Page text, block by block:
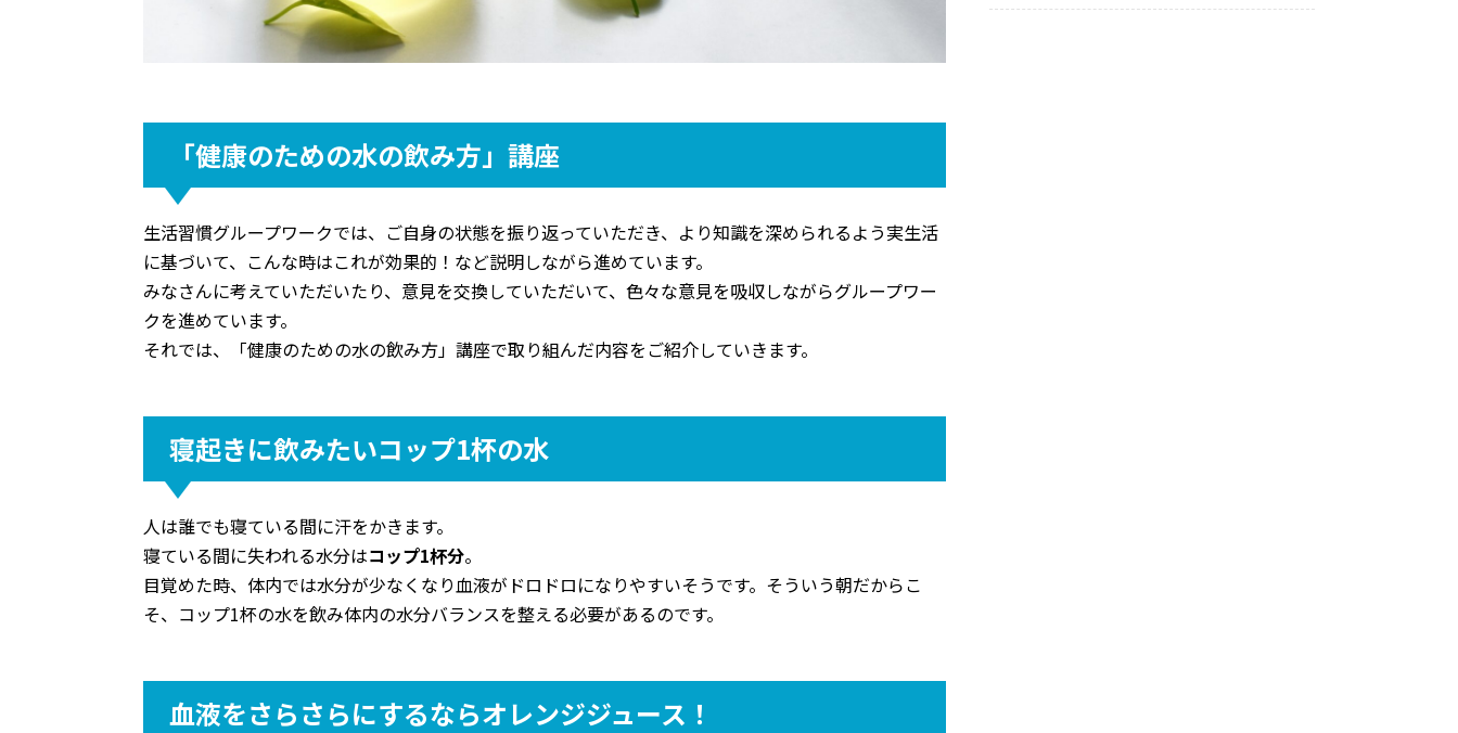
「健康のための水の飲み方」講座
生活習慣グループワークでは、ご自身の状態を振り返っていただき、より知識を深められるよう実生活
に基づいて、こんな時はこれが効果的！など説明しながら進めています。
みなさんに考えていただいたり、意見を交換していただいて、色々な意見を吸収しながらグループワー
クを進めています。
それでは、「健康のための水の飲み方」講座で取り組んだ内容をご紹介していきます。
寝起きに飲みたいコップ1杯の水
人は誰でも寝ている間に汗をかきます。
寝ている間に失われる水分はコップ1杯分。
目覚めた時、体内では水分が少なくなり血液がドロドロになりやすいそうです。そういう朝だからこ
そ、コップ1杯の水を飲み体内の水分バランスを整える必要があるのです。
血液をさらさらにするならオレンジジュース！